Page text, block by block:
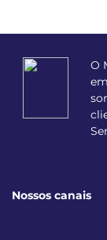
O
Nossos canais